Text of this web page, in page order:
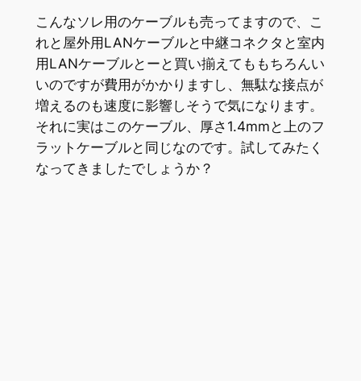
こんなソレ用のケーブルも売ってますので、こ
れと屋外用LANケーブルと中継コネクタと室内
用LANケーブルとーと買い揃えてももちろんい
いのですが費用がかかりますし、無駄な接点が
増えるのも速度に影響しそうで気になります。
それに実はこのケーブル、厚さ1.4mmと上のフ
ラットケーブルと同じなのです。試してみたく
なってきましたでしょうか？